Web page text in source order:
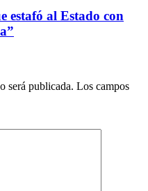
estafó al Estado con
será publicada. Los campos